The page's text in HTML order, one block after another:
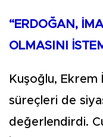
“ERDOĞAN,
OLMASINI
Kuşoğlu, Ekrem
süreçleri de
değerlendirdi.